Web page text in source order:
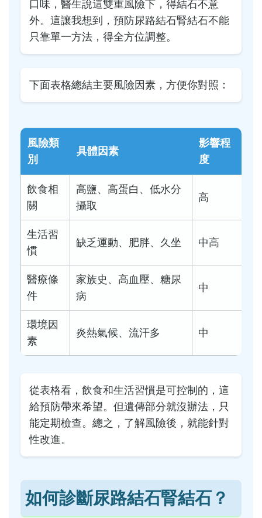
口味，醫生說這雙重風險下，得結石不意
外。這讓我想到，預防尿路結石腎結石不能
只靠單一方法，得全方位調整。
下面表格總結主要風險因素，方便你對照：
風險類
別
具體因素
影響程
度
飲食相
關
高鹽、高蛋白、低水分
攝取
高
生活習
慣
缺乏運動、肥胖、久坐 中高
醫療條
件
家族史、高血壓、糖尿
病
中
環境因
素
炎熱氣候、流汗多 中
從表格看，飲食和生活習慣是可控制的，這
給預防帶來希望。但遺傳部分就沒辦法，只
能定期檢查。總之，了解風險後，就能針對
性改進。
如何診斷尿路結石腎結石？